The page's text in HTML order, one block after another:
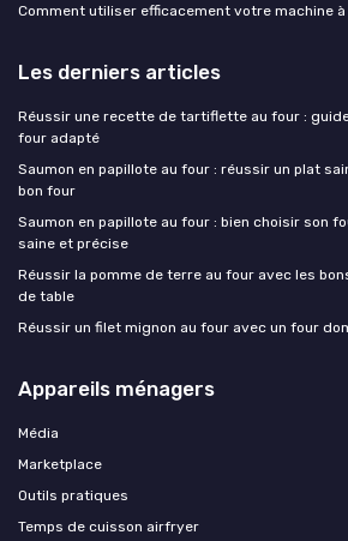
Comment utiliser efficacement votre machine à
Les derniers articles
Réussir une recette de tartiflette au four :
four adapté
Saumon en papillote au four : réussir un plat
bon four
Saumon en papillote au four : bien choisir son
saine et précise
Réussir la pomme de terre au four avec les
de table
Réussir un filet mignon au four avec un four
Appareils ménagers
Média
Marketplace
Outils pratiques
Temps de cuisson airfryer